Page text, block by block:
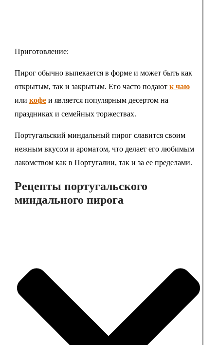
Приготовление:
Пирог обычно выпекается в форме и может быть как
открытым, так и закрытым. Его часто подают к чаю
или кофеи является популярным десертом на
праздниках и семейных торжествах.
Португальский миндальный пирог славится своим
нежным вкусом и ароматом, что делает его любимым
лакомством как в Португалии, так и за ее пределами.
Рецепты португальского
миндального пирога